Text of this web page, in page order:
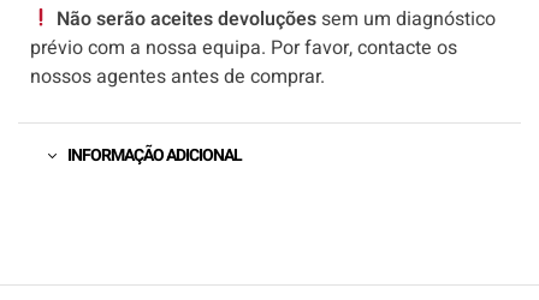
Não serão aceites devoluçõessem um diagnóstico
prévio com a nossa equipa. Por favor, contacte os
nossos agentes antes de comprar.
INFORMAÇÃO ADICIONAL